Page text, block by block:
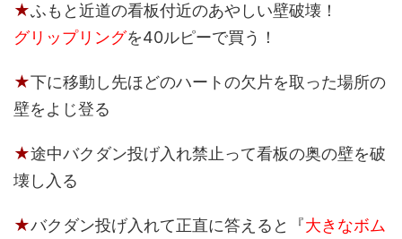
★ふもと近道の看板付近のあやしい壁破壊！
グリップリングを40ルピーで買う！
★下に移動し先ほどのハートの欠片を取った場所の
壁をよじ登る
★途中バクダン投げ入れ禁止って看板の奥の壁を破
壊し入る
★バクダン投げ入れて正直に答えると『大きなボム